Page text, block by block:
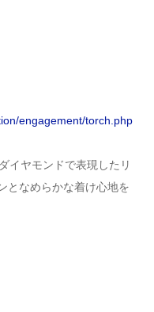
engagement/torch.php
イヤモンドで表現したリ
となめらかな着け心地を